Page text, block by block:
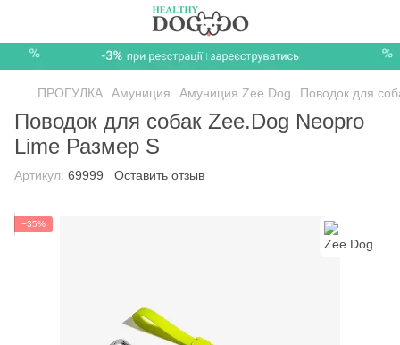
ПРОГУЛКА Амуниция Амуниция Zee.Dog Поводок для
Поводок для собак Zee.Dog Neopro
Lime Размер S
Артикул: 69999 Оставить отзыв
−35%